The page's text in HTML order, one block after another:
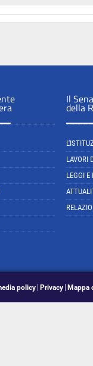
Il
della
LAVORI
LEGGI E
policy Privacy Mappa